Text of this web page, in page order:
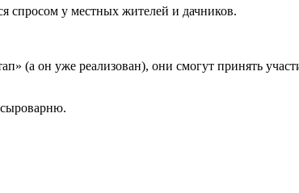
спросом у местных жителей и дачников.
(а он уже реализован), они смогут принять
сыроварню.